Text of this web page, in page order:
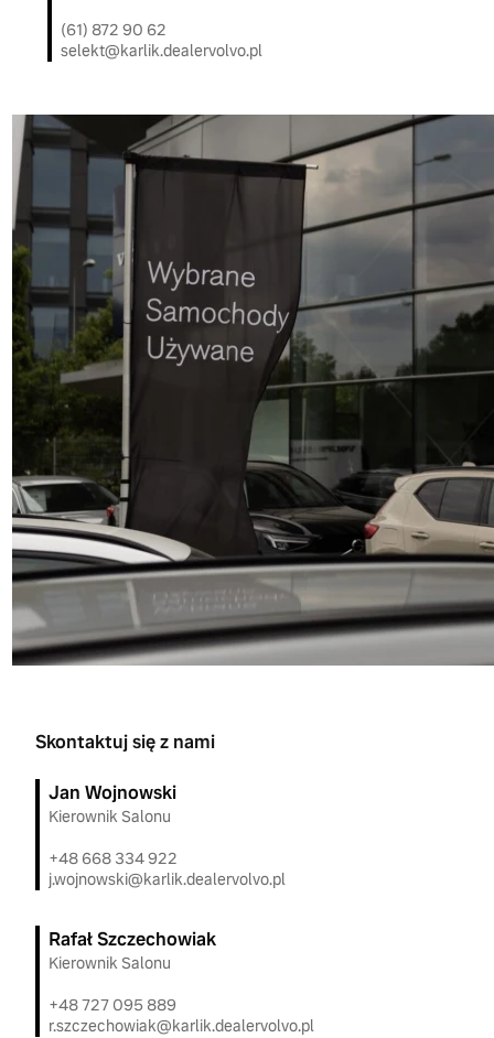
(61) 872 90 62
selekt@karlik.dealervolvo.pl
Skontaktuj się z nami
Jan Wojnowski
Kierownik Salonu
+48 668 334 922
j.wojnowski@karlik.dealervolvo.pl
Rafał Szczechowiak
Kierownik Salonu
+48 727 095 889
r.szczechowiak@karlik.dealervolvo.pl